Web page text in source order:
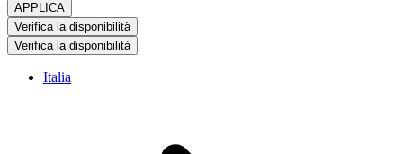
APPLICA
Verifica la disponibilità
Verifica la disponibilità
Italia